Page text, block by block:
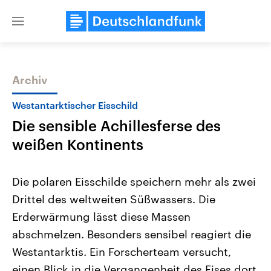
Close
Themen
Landtagswahl Sachsen-Anhalt
2026
Alle Informationen
Sachsen-Anhalt wählt am 6.
September 2026 einen neuen
Landtag. Seit 2021 wird das
Bundesland von einer Koalition aus
Aktuelle Beiträge,
Hintergründe
Wirtschaftlich und
gehören die Vereinigten
den mächtigsten Ländern
mit großem Einfluss auf
Archiv
Westantarktischer Eisschild
Die sensible Achillesferse des
weißen Kontinents
Die polaren Eisschilde speichern mehr als zwei
Drittel des weltweiten Süßwassers. Die
Erderwärmung lässt diese Massen
abschmelzen. Besonders sensibel reagiert die
Westantarktis. Ein Forscherteam versucht,